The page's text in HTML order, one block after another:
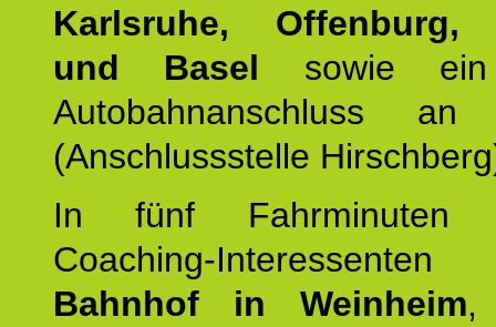
Karlsruhe, Offenburg,
und Basel sowie ein
Autobahnanschluss
(Anschlussstelle
In fünf Fahrminuten
Coaching-
Bahnhof in Weinheim,